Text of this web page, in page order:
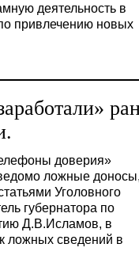
деятельность в
привлечению новых
доверия»
ложные
Уголовного
губернатора по
Д.В.Исламов, в
ложных сведений в